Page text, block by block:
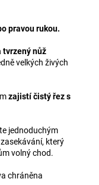
pravou rukou.
tvrzený nůž
velkých živých
zajistí čistý řez s
jednoduchým
který
volný chod.
chráněna